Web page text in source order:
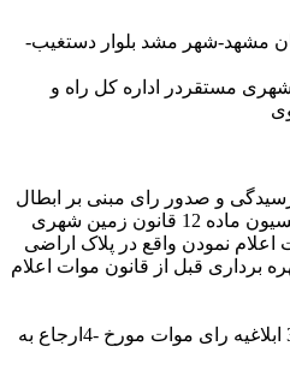
مشهد-شهر مشد بلوار دستغیب-
زمین شهری مستقردر اداره کل راه و
و صدور رای مبنی بر ابطال
نظریه شماره ک373/ مورخ کمیسیون ماده 12 قانون زمین شهری
نمودن واقع در پلاک اراضی
برداری قبل از قانون موات اعلام
-1وکالت نامه -2دلیل مالکیت -3 ابلاغیه رای موات مورخ -4ارجاع به